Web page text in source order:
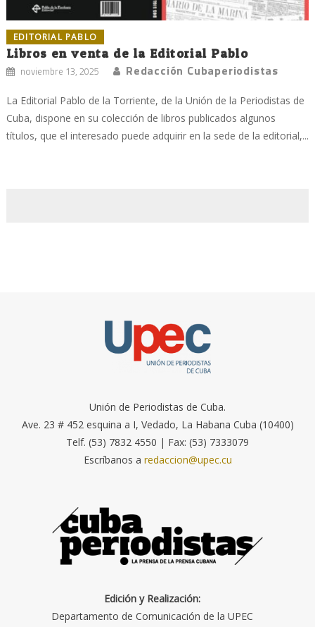
EDITORIAL PABLO
Libros en venta de la Editorial Pablo
noviembre 13, 2025 Redacción Cubaperiodistas
La Editorial Pablo de la Torriente, de la Unión de la Periodistas de
Cuba, dispone en su colección de libros publicados algunos
títulos, que el interesado puede adquirir en la sede de la editorial,...
Unión de Periodistas de Cuba.
Ave. 23 # 452 esquina a I, Vedado, La Habana Cuba (10400)
Telf. (53) 7832 4550 | Fax: (53) 7333079
Escríbanos a redaccion@upec.cu
Edición y Realización:
Departamento de Comunicación de la UPEC